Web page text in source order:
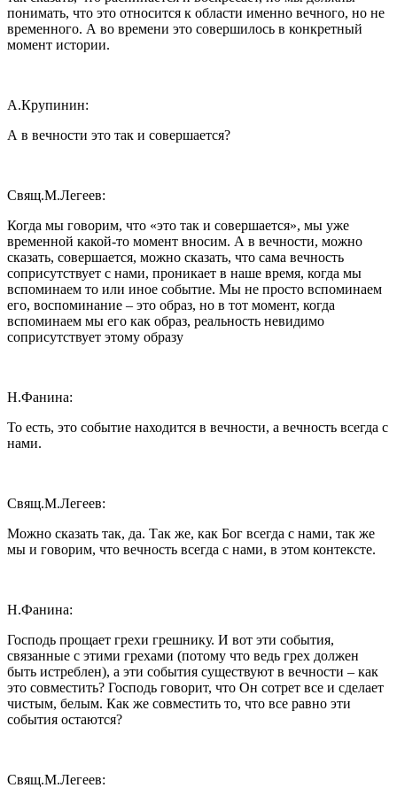
понимать, что это относится к области именно вечного, но не
временного. А во времени это совершилось в конкретный
момент истории.
А.Крупинин:
А в вечности это так и совершается?
Свящ.М.Легеев:
Когда мы говорим, что «это так и совершается», мы уже
временной какой-то момент вносим. А в вечности, можно
сказать, совершается, можно сказать, что сама вечность
соприсутствует с нами, проникает в наше время, когда мы
вспоминаем то или иное событие. Мы не просто вспоминаем
его, воспоминание – это образ, но в тот момент, когда
вспоминаем мы его как образ, реальность невидимо
соприсутствует этому образу
Н.Фанина:
То есть, это событие находится в вечности, а вечность всегда с
нами.
Свящ.М.Легеев:
Можно сказать так, да. Так же, как Бог всегда с нами, так же
мы и говорим, что вечность всегда с нами, в этом контексте.
Н.Фанина:
Господь прощает грехи грешнику. И вот эти события,
связанные с этими грехами (потому что ведь грех должен
быть истреблен), а эти события существуют в вечности – как
это совместить? Господь говорит, что Он сотрет все и сделает
чистым, белым. Как же совместить то, что все равно эти
события остаются?
Свящ.М.Легеев: